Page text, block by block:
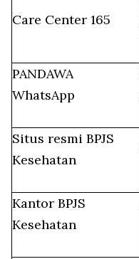
Care Center 165
PANDAWA
WhatsApp
Situs resmi BPJS
Kesehatan
Kantor BPJS
Kesehatan